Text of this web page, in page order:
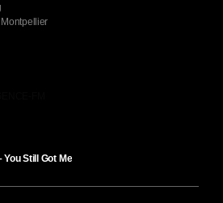
You Still Got Me